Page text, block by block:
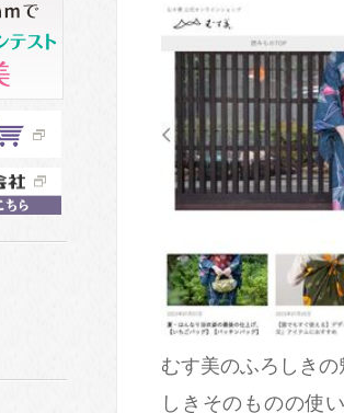
むす美のふろしき
しきそのものの使